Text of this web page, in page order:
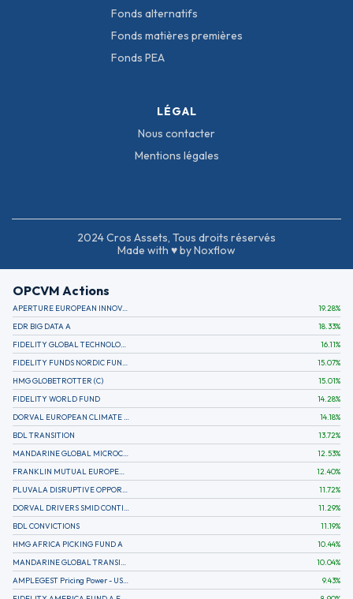
Fonds alternatifs
Fonds matières premières
Fonds PEA
LÉGAL
Nous contacter
Mentions légales
2024 Cros Assets, Tous droits réservés
Made with ♥ by Noxflow
OPCVM Actions
APERTURE EUROPEAN INNOVATION 19.28%
EDR BIG DATA A
18.33%
FIDELITY GLOBAL TECHNOLOGY FUND A EUR
16.11%
FIDELITY FUNDS NORDIC FUND A
15.07%
HMG GLOBETROTTER (C)
15.01%
FIDELITY WORLD FUND
14.28%
DORVAL EUROPEAN CLIMATE INITIATIVE R (C)
14.18%
BDL TRANSITION
13.72%
MANDARINE GLOBAL MICROCAP
12.53%
FRANKLIN MUTUAL EUROPEAN FUND A EUR (C)
12.40%
PLUVALA DISRUPTIVE OPPORTUNITIES
11.72%
DORVAL DRIVERS SMID CONTINENTAL EUROPE
11.29%
BDL CONVICTIONS
11.19%
HMG AFRICA PICKING FUND A
10.44%
MANDARINE GLOBAL TRANSITION R
10.04%
AMPLEGEST Pricing Power - US - AC
9.43%